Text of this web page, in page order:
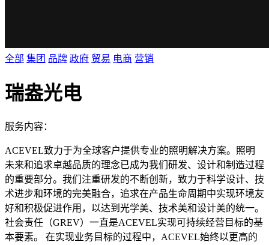
全部 集团 品牌 政府 贸易 电商 营销
瑞盎光电
服务内容：
ACEVEL致力于为全球客户提供专业的照明解决方案。照明
未来和追求卓越品质的理念已成为我们研发、设计和制造过程
的重要部分。我们注重研发的不断创新，致力于科学设计、技
术进步和环境的完美融合，追求在产品生命周期中实现环境友
好和积极促进作用，以达到光学美、技术美和设计美的统一。
社会责任（GREV）一直是ACEVEL实现可持续经营目标的基
本要素。 在实现业务目标的过程中，ACEVEL始终以更高的